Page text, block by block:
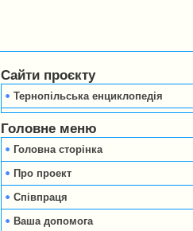
Сайти проєкту
Тернопільська енциклопедія
Головне меню
Головна сторінка
Про проект
Співпраця
Ваша допомога